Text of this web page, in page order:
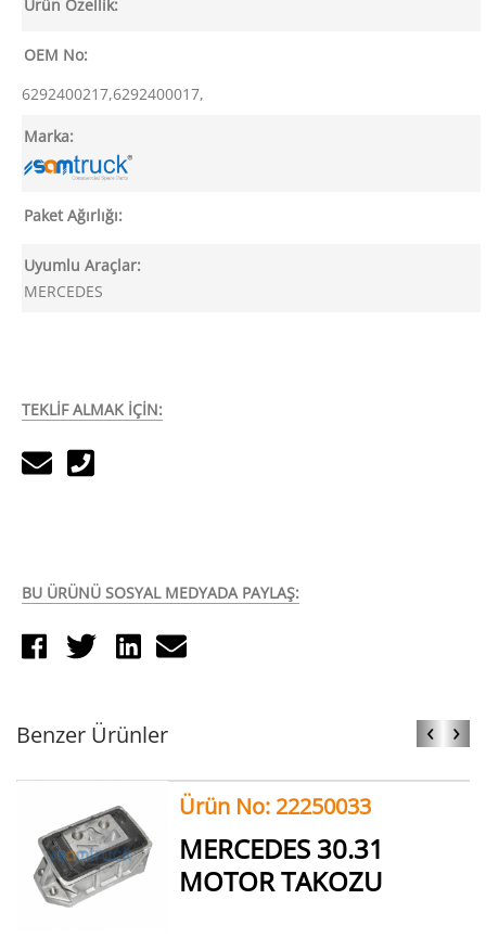
Ürün Özellik:
OEM No:
6292400217,6292400017,
Marka:
Paket Ağırlığı:
Uyumlu Araçlar:
MERCEDES
TEKLİF ALMAK İÇİN:
BU ÜRÜNÜ SOSYAL MEDYADA PAYLAŞ:
Benzer Ürünler ‹ ›
Ürün No: 22250033
MERCEDES 30.31
MOTOR TAKOZU